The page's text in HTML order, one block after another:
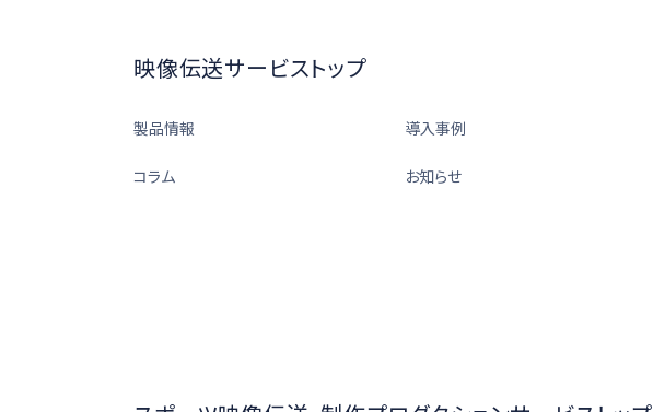
映像伝送サービストップ
製品情報 導入事例
コラム お知らせ